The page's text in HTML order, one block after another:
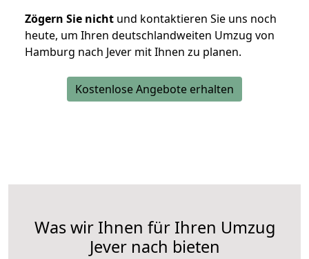
Zögern Sie nicht und kontaktieren Sie uns noch
heute, um Ihren deutschlandweiten Umzug von
Hamburg nach Jever mit Ihnen zu planen.
Kostenlose Angebote erhalten
Was wir Ihnen für Ihren Umzug
Jever nach bieten